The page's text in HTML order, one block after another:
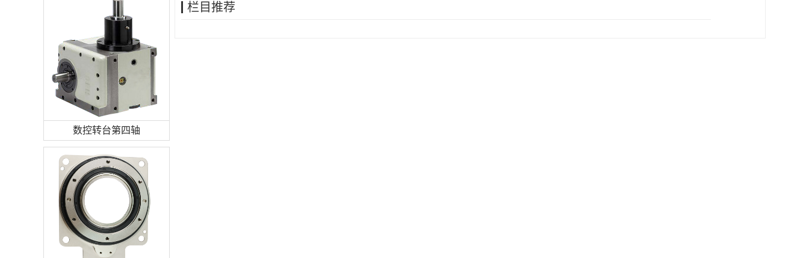
栏目推荐
数控转台第四轴